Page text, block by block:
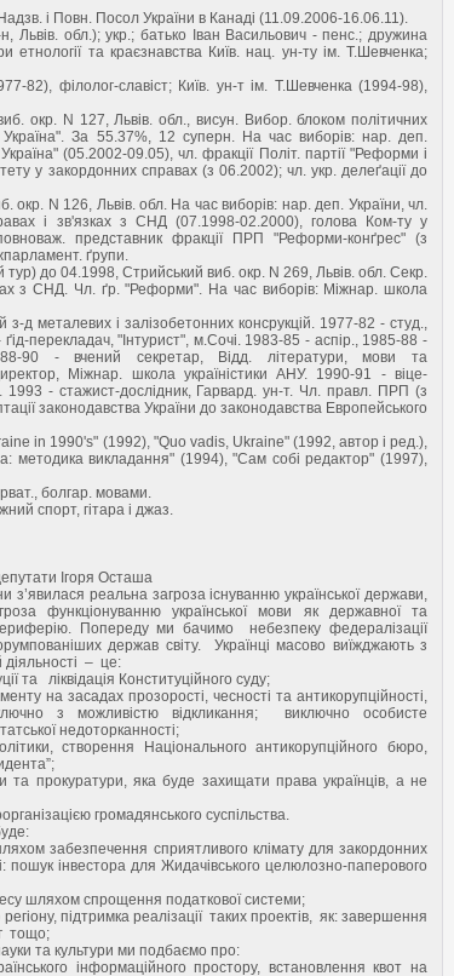
і Повн. Посол України в Канаді (11.09.2006-16.06.11).
Львів. обл.); укр.; батько Іван Васильович - пенс.; дружина
та краєзнавства Київ. нац. ун-ту ім. Т.Шевченка;
82), філолог-славіст; Київ. ун-т ім. Т.Шевченка (1994-98),
окр. N 127, Львів. обл., висун. Вибор. блоком політичних
За 55.37%, 12 суперн. На час виборів: нар. деп.
(05.2002-09.05), чл. фракції Політ. партії "Реформи і
у закордонних справах (з 06.2002); чл. укр. делеґації до
окр. N 126, Львів. обл. На час виборів: нар. деп. України, чл.
і зв'язках з СНД (07.1998-02.2000), голова Ком-ту у
представник фракції ПРП "Реформи-конґрес" (з
ґрупи.
тур) до 04.1998, Стрийський виб. окр. N 269, Львів. обл. Секр.
з СНД. Чл. ґр. "Реформи". На час виборів: Міжнар. школа
д металевих і залізобетонних консрукцій. 1977-82 - студ.,
перекладач, "Інтурист", м.Сочі. 1983-85 - аспір., 1985-88 -
90 - вчений секретар, Відд. літератури, мови та
Міжнар. школа україністики АНУ. 1990-91 - віце-
1993 - стажист-дослідник, Гарвард. ун-т. Чл. правл. ПРП (з
законодавства України до законодавства Европейського
in 1990's" (1992), "Quo vadis, Ukraine" (1992, автор і ред.),
методика викладання" (1994), "Сам собі редактор" (1997),
болгар. мовами.
спорт, гітара і джаз.
Ігоря Осташа
реальна загроза існуванню української держави,
функціонуванню української мови як державної та
Попереду ми бачимо небезпеку федералізації
держав світу. Українці масово виїжджають з
діяльності – це:
та ліквідація Конституційного суду;
на засадах прозорості, чесності та антикорупційності,
з можливістю відкликання; виключно особисте
недоторканності;
створення Національного антикорупційного бюро,
прокуратури, яка буде захищати права українців, а не
громадянського суспільства.
забезпечення сприятливого клімату для закордонних
пошук інвестора для Жидачівського целюлозно-паперового
шляхом спрощення податкової системи;
підтримка реалізації таких проектів, як: завершення
тощо;
та культури ми подбаємо про:
інформаційного простору, встановлення квот на